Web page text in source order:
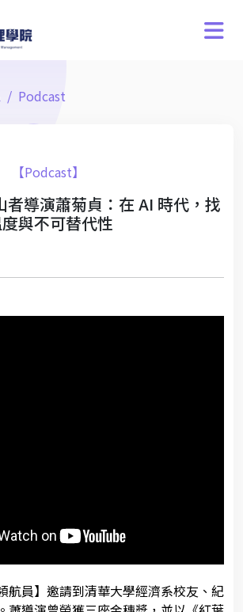
Podcast
【Podcast】
者導演蕭菊貞：在 AI 時代，找
與不可替代性
航員】邀請到清華大學經濟系校友、紀